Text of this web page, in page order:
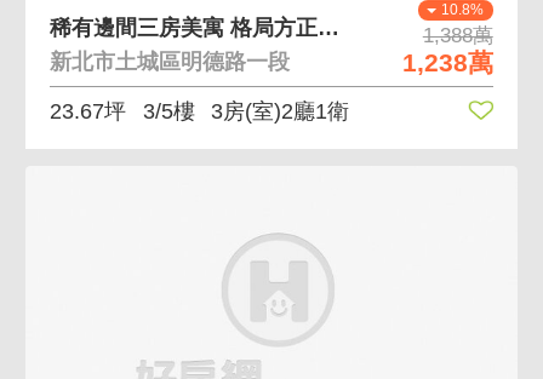
10.8%
1,388萬
1,238萬
稀有邊間三房美寓 格局方正、屋況佳
新北市土城區明德路一段
23.67坪 3/5樓 3房(室)2廳1衛